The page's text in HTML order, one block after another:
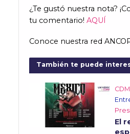
¿Te gustó nuestra nota?
tu comentario! AQUÍ
Conoce nuestra red
También te puede
El